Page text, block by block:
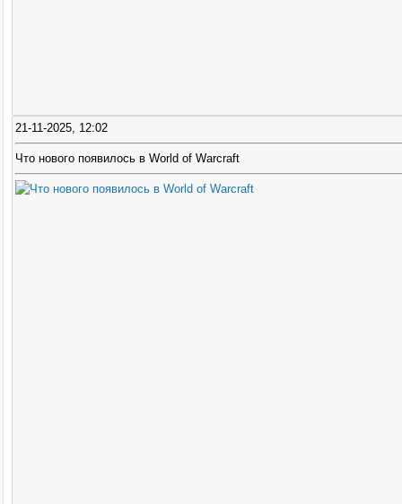
21-11-2025, 12:02
Что нового появилось в World of Warcraft